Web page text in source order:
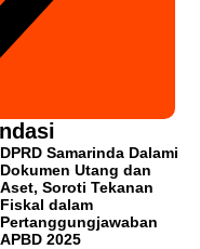
DPRD Samarinda Dalami
Dokumen Utang dan
Aset, Soroti Tekanan
Fiskal dalam
Pertanggungjawaban
APBD 2025